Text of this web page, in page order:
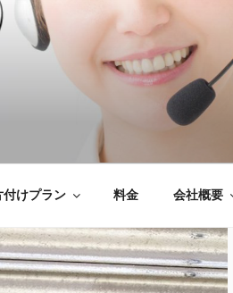
買取、処分は
山営業所へ。
けプラン 料金 会社概要